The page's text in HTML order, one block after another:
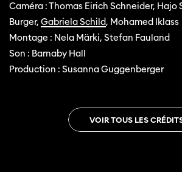
Caméra : Thomas Eirich Schneider, Hajo
Burger, Gabriela Schild, Mohamed Iklass
Montage : Nela Märki, Stefan Fauland
Son : Barnaby Hall
Production : Susanna Guggenberger
VOIR TOUS LES